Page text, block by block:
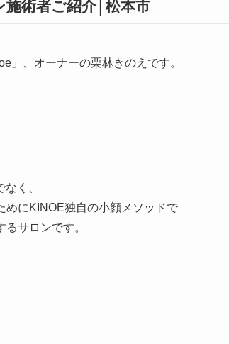
術者ご紹介│松本市
」、オーナーの栗林きのえです。
く、
めにKINOE独自の小顔メソッドで
サロンです。